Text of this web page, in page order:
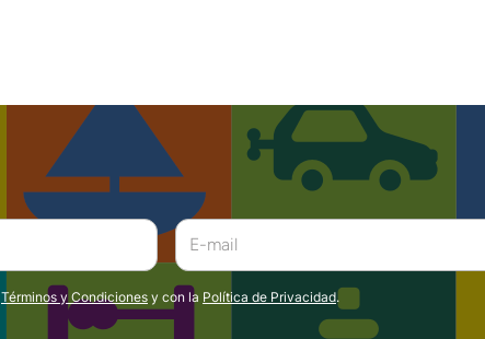
Términos y Condiciones y con la Política de Privacidad.